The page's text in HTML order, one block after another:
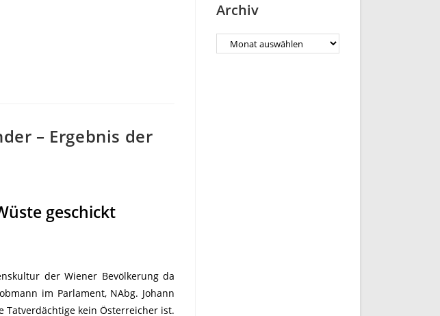
– Ergebnis der
geschickt
der Wiener Bevölkerung da
im Parlament, NAbg. Johann
Tatverdächtige kein Österreicher ist.
Archiv